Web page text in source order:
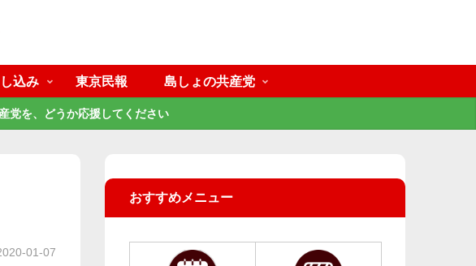
込み 東京民報 島しょの共産党
党を、どうか応援してください
01-07
おすすめメニュー